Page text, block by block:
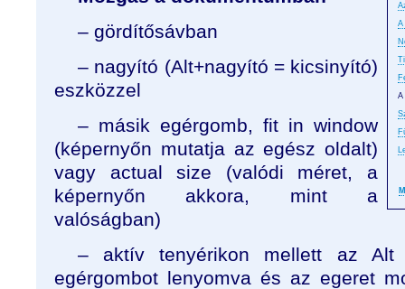
A
A
– gördítősávban
– nagyító (Alt+nagyító = kicsinyító)
eszközzel
– másik egérgomb, fit in window
(képernyőn mutatja az egész oldalt)
vagy actual size (valódi méret, a
képernyőn akkora, mint a
valóságban)
– aktív tenyérikon mellett az Alt
egérgombot lenyomva és az egeret